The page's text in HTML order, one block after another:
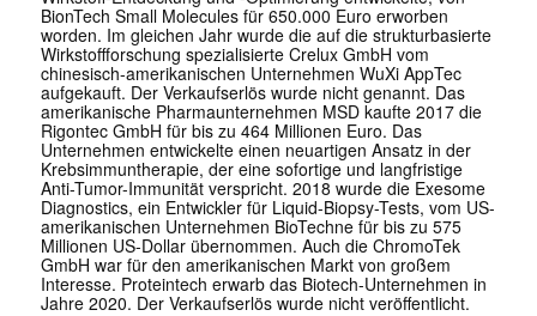
BionTech Small Molecules für 650.000 Euro erworben
worden. Im gleichen Jahr wurde die auf die strukturbasierte
Wirkstoffforschung spezialisierte Crelux GmbH vom
chinesisch-amerikanischen Unternehmen WuXi AppTec
aufgekauft. Der Verkaufserlös wurde nicht genannt. Das
amerikanische Pharmaunternehmen MSD kaufte 2017 die
Rigontec GmbH für bis zu 464 Millionen Euro. Das
Unternehmen entwickelte einen neuartigen Ansatz in der
Krebsimmuntherapie, der eine sofortige und langfristige
Anti-Tumor-Immunität verspricht. 2018 wurde die Exesome
Diagnostics, ein Entwickler für Liquid-Biopsy-Tests, vom US-
amerikanischen Unternehmen BioTechne für bis zu 575
Millionen US-Dollar übernommen. Auch die ChromoTek
GmbH war für den amerikanischen Markt von großem
Interesse. Proteintech erwarb das Biotech-Unternehmen in
Jahre 2020. Der Verkaufserlös wurde nicht veröffentlicht.